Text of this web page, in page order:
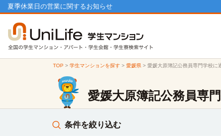
夏季休業日の営業に関するお知らせ
TOP > 学生マンションを探す> 愛媛県> 愛媛大原簿記公務員専門学校に
愛媛大原簿記公務員専
条件を絞り込む